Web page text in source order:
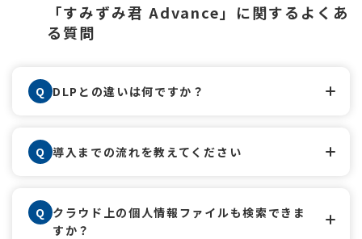
「すみずみ君 Advance」に関するよくあ
る質問
Q DLPとの違いは何ですか？
Q 導入までの流れを教えてください
Q クラウド上の個人情報ファイルも検索できま
すか？